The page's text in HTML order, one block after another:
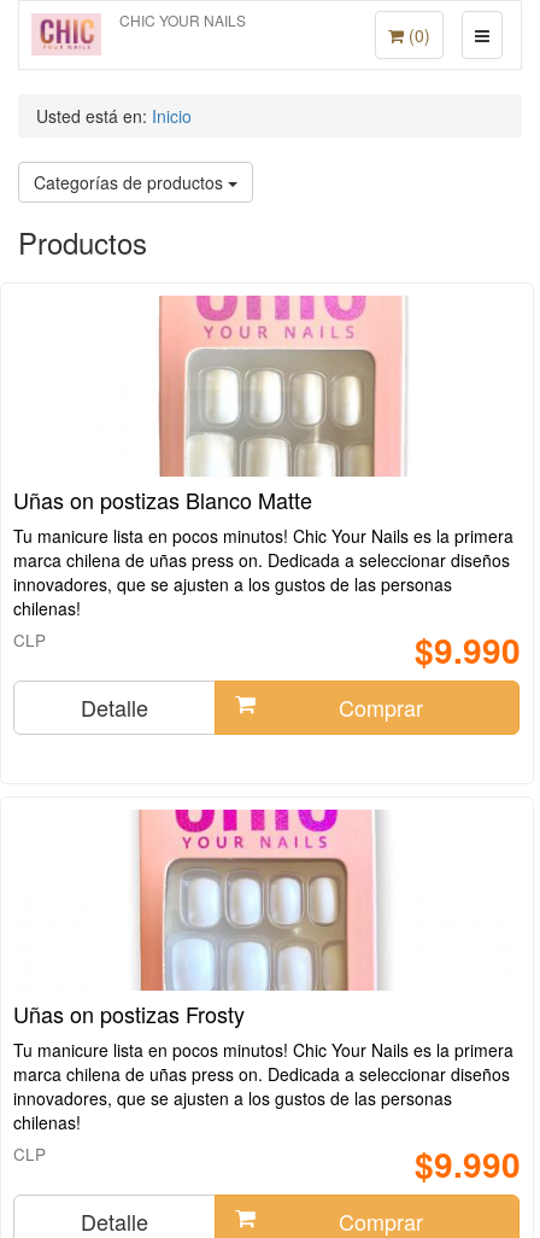
(0)
CHIC YOUR NAILS
Usted está en: Inicio
Categorías de productos
Productos
Uñas on postizas Blanco Matte
Tu manicure lista en pocos minutos! Chic Your Nails es la primera
marca chilena de uñas press on. Dedicada a seleccionar diseños
innovadores, que se ajusten a los gustos de las personas
chilenas!
$9.990
CLP
Detalle Comprar
Uñas on postizas Frosty
Tu manicure lista en pocos minutos! Chic Your Nails es la primera
marca chilena de uñas press on. Dedicada a seleccionar diseños
innovadores, que se ajusten a los gustos de las personas
chilenas!
$9.990
CLP
Detalle Comprar